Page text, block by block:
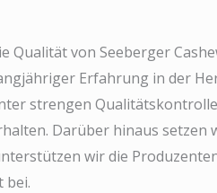
Qualität von Seeberger
Erfahrung in der
strengen
Darüber hinaus
wir die
bei.